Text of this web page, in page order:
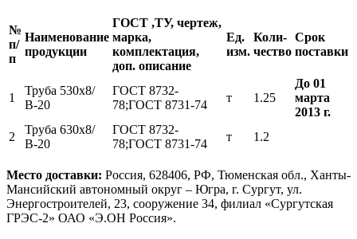
№
п/
п
Наименование
продукции
ГОСТ ,ТУ, чертеж,
марка,
комплектация,
доп. описание
Ед.
изм.
Коли-
чество
Срок
поставки
1
Труба 530х8/
В-20
ГОСТ 8732-
78;ГОСТ 8731-74
т 1.25
До 01
марта
2013 г.
2
Труба 630х8/
В-20
ГОСТ 8732-
78;ГОСТ 8731-74
т 1.2
Место доставки: Россия, 628406, РФ, Тюменская обл., Ханты-
Мансийский автономный округ – Югра, г. Сургут, ул.
Энергостроителей, 23, сооружение 34, филиал «Сургутская
ГРЭС-2» ОАО «Э.ОН Россия».